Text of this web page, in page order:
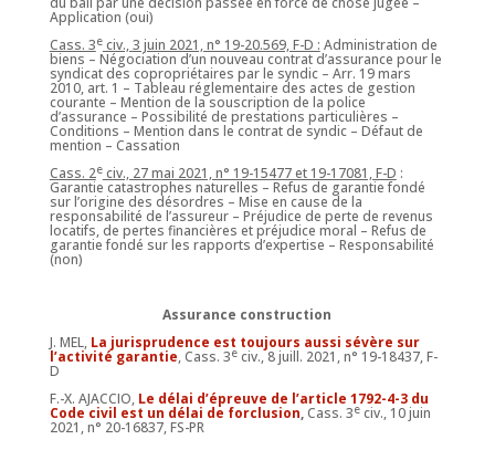
Application (oui)
Cass. 3eciv., 3 juin 2021, n° 19-20.569, F-D : Administration de
biens – Négociation d’un nouveau contrat d’assurance pour le
syndicat des copropriétaires par le syndic – Arr. 19 mars
2010, art. 1 – Tableau réglementaire des actes de gestion
courante – Mention de la souscription de la police
d’assurance – Possibilité de prestations particulières –
Conditions – Mention dans le contrat de syndic – Défaut de
mention – Cassation
Cass. 2eciv., 27 mai 2021, n° 19-15477 et 19-17081, F-D :
Garantie catastrophes naturelles – Refus de garantie fondé
sur l’origine des désordres – Mise en cause de la
responsabilité de l’assureur – Préjudice de perte de revenus
locatifs, de pertes financières et préjudice moral – Refus de
garantie fondé sur les rapports d’expertise – Responsabilité
(non)
Assurance construction
J. MEL, La jurisprudence est toujours aussi sévère sur
l’activité garantie, Cass. 3eciv., 8 juill. 2021, n° 19-18437, F-
D
F.-X. AJACCIO,Le délai d’épreuve de l’article 1792-4-3 du
Code civil est un délai de forclusion,Cass. 3eciv., 10 juin
2021, n° 20-16837, FS-PR